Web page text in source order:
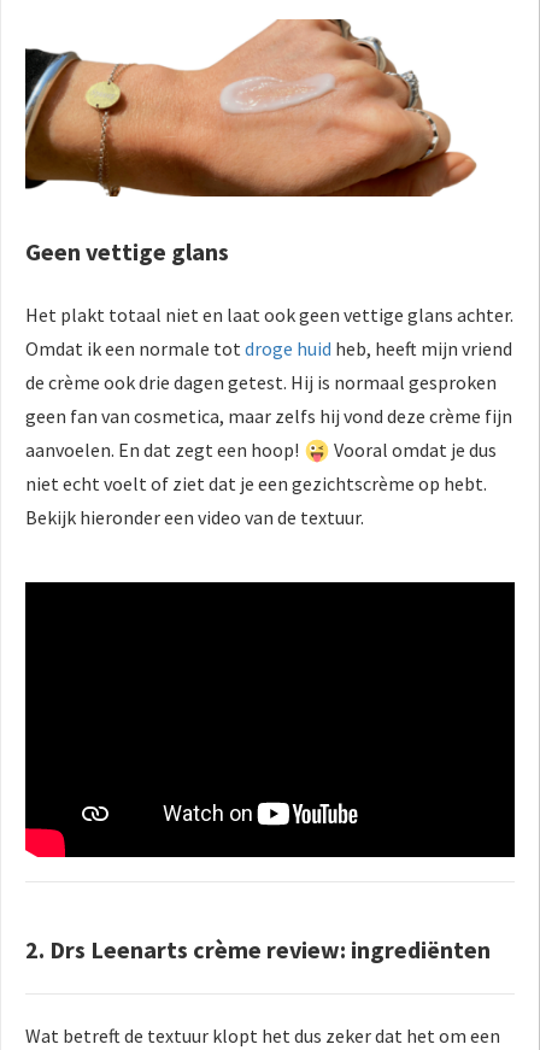
Geen vettige glans
Het plakt totaal niet en laat ook geen vettige glans achter.
Omdat ik een normale totdroge huid heb, heeft mijn vriend
de crème ook drie dagen getest. Hij is normaal gesproken
geen fan van cosmetica, maar zelfs hij vond deze crème fijn
aanvoelen. En dat zegt een hoop!
Vooral omdat je dus
niet echt voelt of ziet dat je een gezichtscrème op hebt.
Bekijk hieronder een video van de textuur.
2. Drs Leenarts crème review: ingrediënten
Wat betreft de textuur klopt het dus zeker dat het om een